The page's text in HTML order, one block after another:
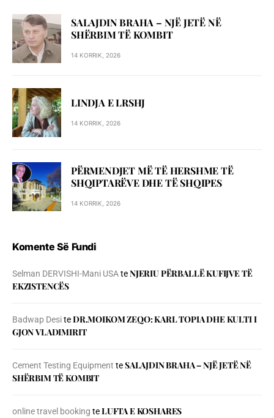
SALAJDIN BRAHA – NJЁ JETЁ NЁ
SHЁRBIM TЁ KOMBIT
14 KORRIK, 2026
LINDJA E LRSHJ
14 KORRIK, 2026
PËRMENDJET MË TË HERSHME TË
SHQIPTARËVE DHE TË SHQIPES
14 KORRIK, 2026
Komente Së Fundi
Selman DERVISHI-Mani USAteNJERIU PЁRBALLЁ KUFIJVE TЁ
EKZISTENCЁS
Badwap DesiteDR.MOIKOM ZEQO: KARL TOPIA DHE KULTI I
GJON VLADIMIRIT
Cement Testing Equipment teSALAJDIN BRAHA – NJЁ JETЁ NЁ
SHЁRBIM TЁ KOMBIT
online travel booking teLUFTA E KOSHARES